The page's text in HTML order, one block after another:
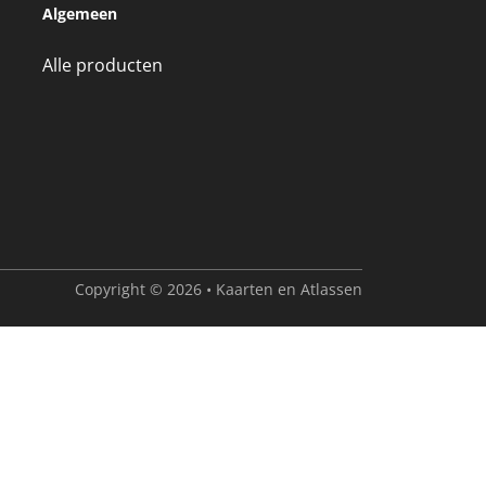
Algemeen
Alle producten
Copyright © 2026 • Kaarten en Atlassen